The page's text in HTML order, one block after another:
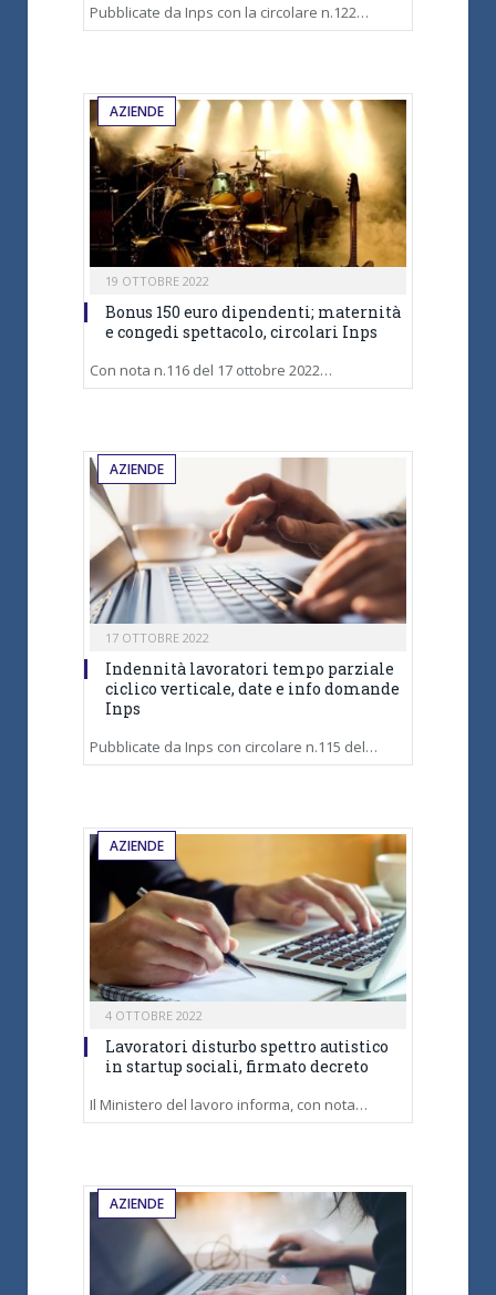
Pubblicate da Inps con la circolare n.122…
AZIENDE
19 OTTOBRE 2022
Bonus 150 euro dipendenti; maternità
e congedi spettacolo, circolari Inps
Con nota n.116 del 17 ottobre 2022…
AZIENDE
17 OTTOBRE 2022
Indennità lavoratori tempo parziale
ciclico verticale, date e info domande
Inps
Pubblicate da Inps con circolare n.115 del…
AZIENDE
4 OTTOBRE 2022
Lavoratori disturbo spettro autistico
in startup sociali, firmato decreto
Il Ministero del lavoro informa, con nota…
AZIENDE